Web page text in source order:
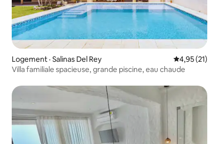
Logement · Salinas Del Rey Note
4,95 (21)
Villa familiale spacieuse, grande piscine, eau chaude